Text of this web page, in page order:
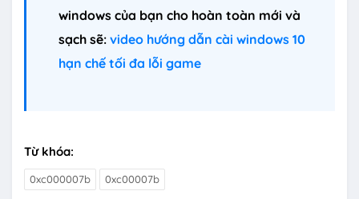
windows của bạn cho hoàn toàn mới và
sạch sẽ: video hướng dẫn cài windows 10
hạn chế tối đa lỗi game
Từ khóa:
0xc000007b 0xc00007b